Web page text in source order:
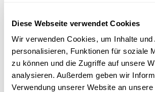
Diese Webseite verwendet Cookies
Wir verwenden Cookies, um Inhalte und
personalisieren, Funktionen für soziale
zu können und die Zugriffe auf unsere
analysieren. Außerdem geben wir
Verwendung unserer Website an
Rufen Sie uns jetzt an unter: 0151
Wir freuen uns auf Ihre
Ihr Perri & Sohn-Team